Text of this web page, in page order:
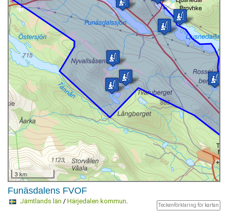
3 km
Funäsdalens FVOF
Teckenförklaring för kartan
Jämtlands län / Härjedalen kommun.